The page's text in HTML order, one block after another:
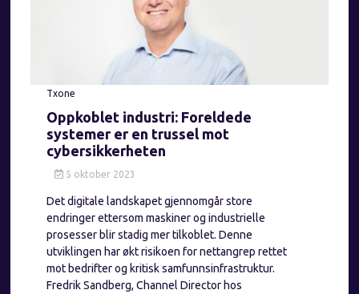
Txone
Oppkoblet industri: Foreldede
systemer er en trussel mot
cybersikkerheten
5 oktober 2023
Det digitale landskapet gjennomgår store
endringer ettersom maskiner og industrielle
prosesser blir stadig mer tilkoblet. Denne
utviklingen har økt risikoen for nettangrep rettet
mot bedrifter og kritisk samfunnsinfrastruktur.
Fredrik Sandberg, Channel Director hos